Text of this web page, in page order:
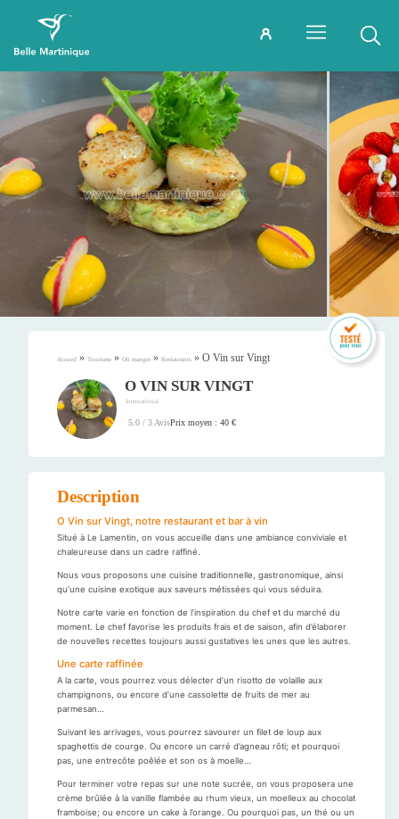
Accueil » Tourisme » Où manger » Restaurants » O Vin sur Vingt
O VIN SUR VINGT
International
5.0 / 3 AvisPrix moyen : 40 €
Description
O Vin sur Vingt, notre restaurant et bar à vin
Situé à Le Lamentin, on vous accueille dans une ambiance conviviale et
chaleureuse dans un cadre raffiné.
Nous vous proposons une cuisine traditionnelle, gastronomique, ainsi
qu’une cuisine exotique aux saveurs métissées qui vous séduira.
Notre carte varie en fonction de l’inspiration du chef et du marché du
moment. Le chef favorise les produits frais et de saison, afin d’élaborer
de nouvelles recettes toujours aussi gustatives les unes que les autres.
Une carte raffinée
A la carte, vous pourrez vous délecter d’un risotto de volaille aux
champignons, ou encore d’une cassolette de fruits de mer au
parmesan…
Suivant les arrivages, vous pourrez savourer un filet de loup aux
spaghettis de courge. Ou encore un carré d’agneau rôti; et pourquoi
pas, une entrecôte poêlée et son os à moelle…
Pour terminer votre repas sur une note sucrée, on vous proposera une
crème brûlée à la vanille flambée au rhum vieux, un moelleux au chocolat
framboise; ou encore un cake à l’orange. Ou pourquoi pas, un thé ou un